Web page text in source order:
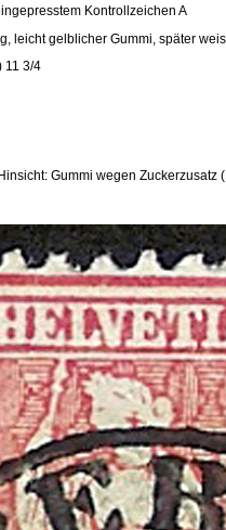
Kontrollzeichen A
leicht gelblicher Gummi, später
11 3/4
Gummi wegen